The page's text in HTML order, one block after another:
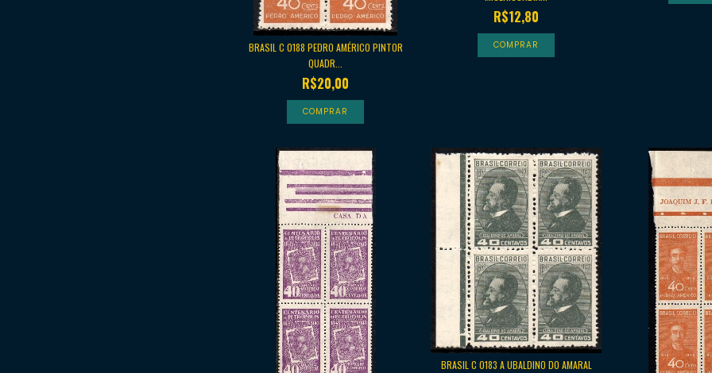
BRASIL C 0188 PEDRO AMÉRICO PINTOR
QUADR...
R$20,00
R$12,80
BRASIL C 0183 A UBALDINO DO AMARAL